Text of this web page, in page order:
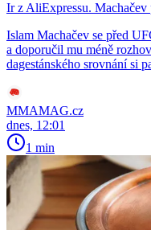
Ir z AliExpressu. Machačev
Islam Machačev se před
a doporučil mu méně
dagestánského srovnání si
MMAMAG.cz
dnes, 12:01
1 min